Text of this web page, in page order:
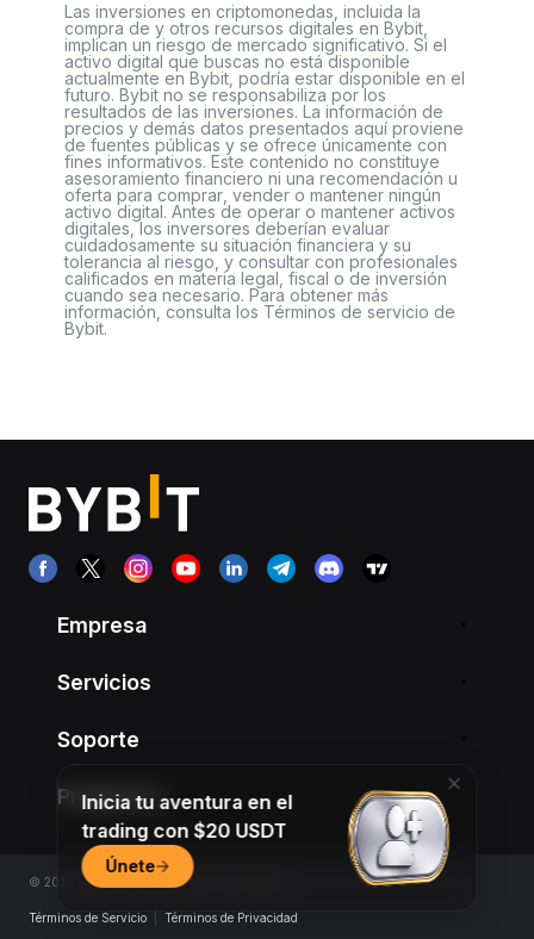
Las inversiones en criptomonedas, incluida la
compra de y otros recursos digitales en Bybit,
implican un riesgo de mercado significativo. Si el
activo digital que buscas no está disponible
actualmente en Bybit, podría estar disponible en el
futuro. Bybit no se responsabiliza por los
resultados de las inversiones. La información de
precios y demás datos presentados aquí proviene
de fuentes públicas y se ofrece únicamente con
fines informativos. Este contenido no constituye
asesoramiento financiero ni una recomendación u
oferta para comprar, vender o mantener ningún
activo digital. Antes de operar o mantener activos
digitales, los inversores deberían evaluar
cuidadosamente su situación financiera y su
tolerancia al riesgo, y consultar con profesionales
calificados en materia legal, fiscal o de inversión
cuando sea necesario. Para obtener más
información, consulta los Términos de servicio de
Bybit.
Empresa
Servicios
Soporte
Productos
© 2018-2026 Bybit.com. All rights reserved.
Términos de Servicio Términos de Privacidad
Inicia tu aventura en el
trading con $20 USDT
Únete